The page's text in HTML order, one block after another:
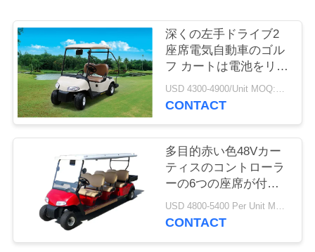
場
ツ
ア
ー
理
深くの左手ドライブ2
座席電気自動車のゴル
フ カートは電池をリサ
イクルします
USD 4300-4900/Unit MOQ:2 単位
CONTACT
多目的赤い色48Vカー
ティスのコントローラ
ーの6つの座席が付い
ている電気ゴルフ クラ
ブ カート
USD 4800-5400 Per Unit MOQ:2 単位
CONTACT